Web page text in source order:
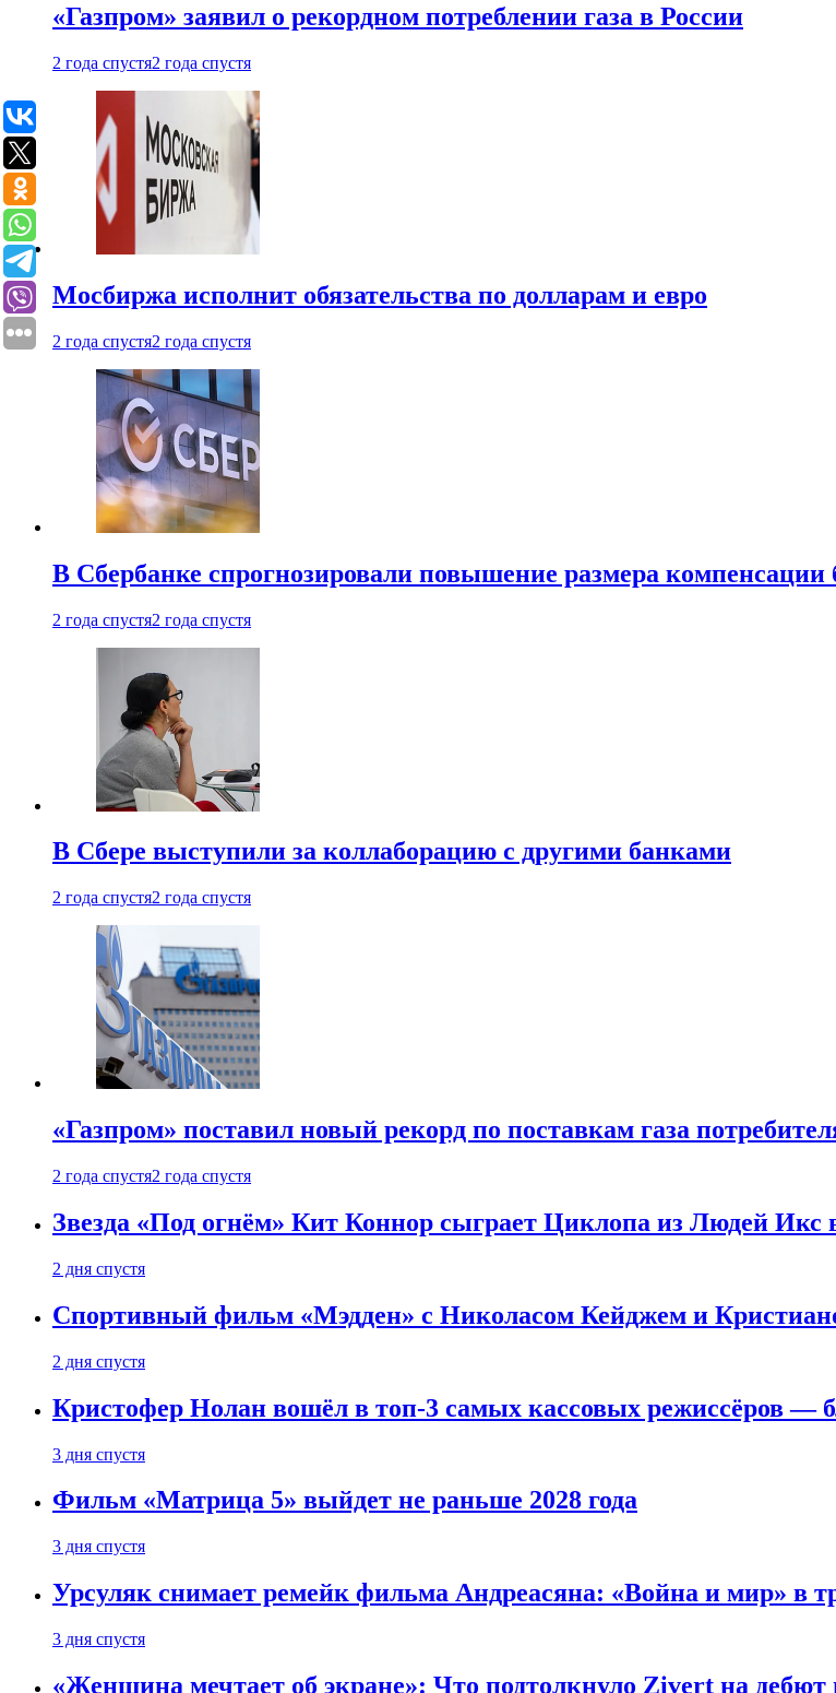
«Газпром» заявил о рекордном потреблении газа в России
2 года спустя2 года спустя
Мосбиржа исполнит обязательства по долларам и евро
2 года спустя2 года спустя
В Сбербанке спрогнозировали повышение размера компенсации
2 года спустя2 года спустя
В Сбере выступили за коллаборацию с другими банками
2 года спустя2 года спустя
«Газпром» поставил новый рекорд по поставкам газа
2 года спустя2 года спустя
Звезда «Под огнём» Кит Коннор сыграет Циклопа из Людей
2 дня спустя
Спортивный фильм «Мэдден» с Николасом Кейджем и
2 дня спустя
Кристофер Нолан вошёл в топ-3 самых кассовых режиссёров —
3 дня спустя
Фильм «Матрица 5» выйдет не раньше 2028 года
3 дня спустя
Урсуляк снимает ремейк фильма Андреасяна: «Война и мир» в
3 дня спустя
«Женщина мечтает об экране»: Что подтолкнуло Zivert на дебют